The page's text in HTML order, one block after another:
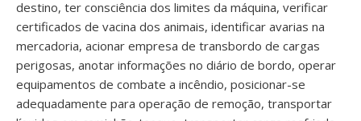
destino, ter consciência dos limites da máquina, verificar
certificados de vacina dos animais, identificar avarias na
mercadoria, acionar empresa de transbordo de cargas
perigosas, anotar informações no diário de bordo, operar
equipamentos de combate a incêndio, posicionar-se
adequadamente para operação de remoção, transportar